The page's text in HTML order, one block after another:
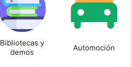
Bibliotecas y
demos
Automoción